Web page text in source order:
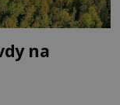
na